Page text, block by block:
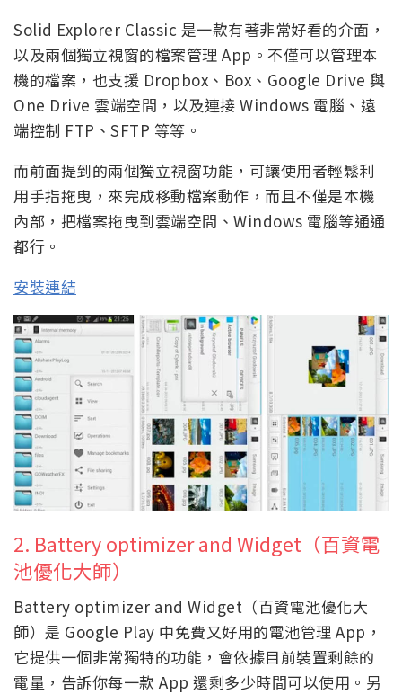
Solid Explorer Classic 是一款有著非常好看的介面，
以及兩個獨立視窗的檔案管理 App。不僅可以管理本
機的檔案，也支援 Dropbox、Box、Google Drive 與
One Drive 雲端空間，以及連接 Windows 電腦、遠
端控制 FTP、SFTP 等等。
而前面提到的兩個獨立視窗功能，可讓使用者輕鬆利
用手指拖曳，來完成移動檔案動作，而且不僅是本機
內部，把檔案拖曳到雲端空間、Windows 電腦等通通
都行。
安裝連結
2. Battery optimizer and Widget（百資電
池優化大師）
Battery optimizer and Widget（百資電池優化大
師）是 Google Play 中免費又好用的電池管理 App，
它提供一個非常獨特的功能，會依據目前裝置剩餘的
電量，告訴你每一款 App 還剩多少時間可以使用。另